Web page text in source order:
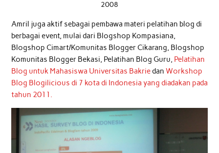
2008
Amril juga aktif sebagai pembawa materi pelatihan blog di
berbagai event, mulai dari Blogshop Kompasiana,
Blogshop Cimart/Komunitas Blogger Cikarang, Blogshop
Komunitas Blogger Bekasi, Pelatihan Blog Guru, Pelatihan
Blog untuk Mahasiswa Universitas Bakriedan Workshop
Blog Blogilicious di 7 kota di Indonesia yang diadakan pada
tahun 2011.